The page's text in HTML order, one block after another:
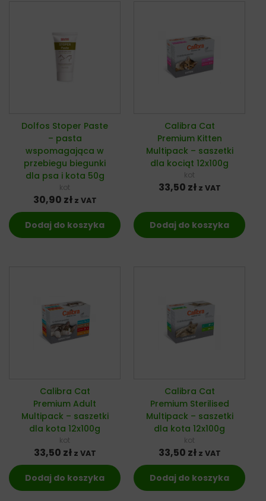
Dolfos Stoper Paste
– pasta
wspomagająca w
przebiegu biegunki
dla psa i kota 50g
kot
30,90 zł z VAT
Dodaj do koszyka
Calibra Cat
Premium Kitten
Multipack – saszetki
dla kociąt 12x100g
kot
33,50 zł z VAT
Dodaj do koszyka
Calibra Cat
Premium Adult
Multipack – saszetki
dla kota 12x100g
kot
33,50 zł z VAT
Dodaj do koszyka
Calibra Cat
Premium Sterilised
Multipack – saszetki
dla kota 12x100g
kot
33,50 zł z VAT
Dodaj do koszyka